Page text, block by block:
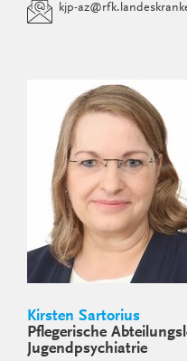
kjp-az@
Kirsten Sartorius
Pflegerische
Jugendpsychiatrie